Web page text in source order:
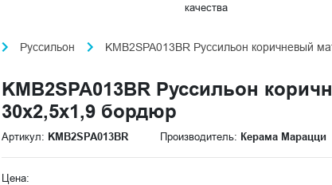
качества
Руссильон KMB2SPA013BR Руссильон коричневый
KMB2SPA013BR Руссильон
30x2,5x1,9 бордюр
Артикул: KMB2SPA013BR Производитель: Керама Марацци
Цена: